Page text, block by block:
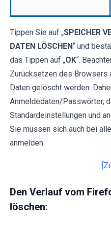
Tippen Sie auf „SPEICHER
DATEN LÖSCHEN“ und
das Tippen auf „OK“.
Zurücksetzen des Browsers
Daten gelöscht werden.
Anmeldedaten/Passwörter,
Standardeinstellungen und
Sie müssen sich auch bei
anmelden.
Den Verlauf vom
löschen: